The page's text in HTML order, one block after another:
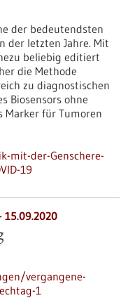
der bedeutendsten
der letzten Jahre. Mit
beliebig editiert
die Methode
zu diagnostischen
Biosensors ohne
Marker für Tumoren
mit-der-Genschere-
19
15.09.2020
vergangene-
1